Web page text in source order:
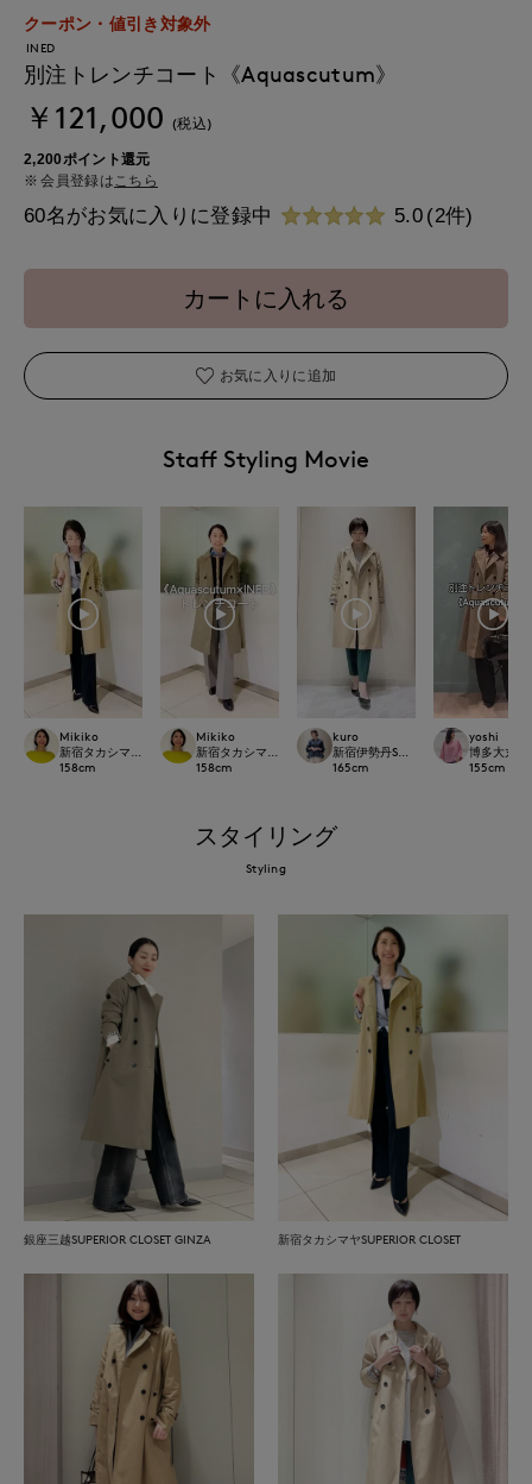
クーポン・値引き対象外
INED
別注トレンチコート《Aquascutum》
￥121,000 (税込)
2,200ポイント還元
会員登録はこちら
60名がお気に入りに登録中 5.0 (2件)
カートに入れる
お気に入りに追加
Staff Styling Movie
Mikiko
新宿タカシマヤSUPERIOR CLOSET
158cm
Mikiko
新宿タカシマヤSUPERIOR CLOSET
158cm
kuro
新宿伊勢丹SUPERIOR CLOSET
165cm
yoshi
博多大丸
155cm
スタイリング
Styling
銀座三越SUPERIOR CLOSET GINZA 新宿タカシマヤSUPERIOR CLOSET